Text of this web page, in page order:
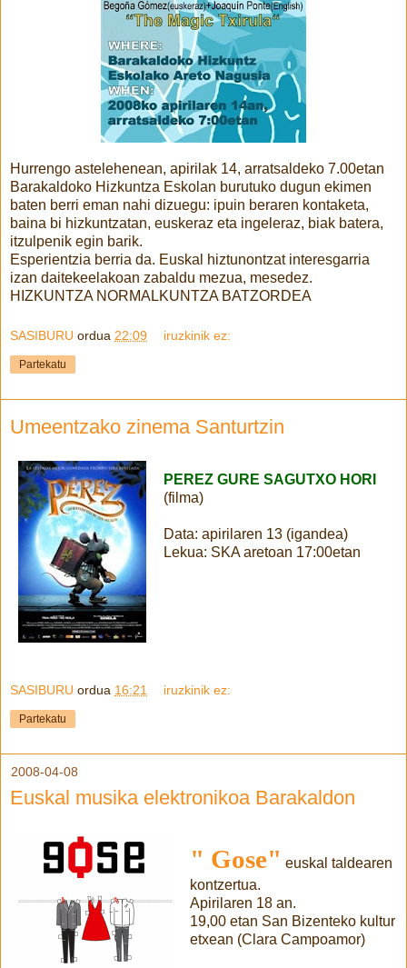
Hurrengo astelehenean, apirilak 14, arratsaldeko 7.00etan
Barakaldoko Hizkuntza Eskolan burutuko dugun ekimen
baten berri eman nahi dizuegu: ipuin beraren kontaketa,
baina bi hizkuntzatan, euskeraz eta ingeleraz, biak batera,
itzulpenik egin barik.
Esperientzia berria da. Euskal hiztunontzat interesgarria
izan daitekeelakoan zabaldu mezua, mesedez.
HIZKUNTZA NORMALKUNTZA BATZORDEA
SASIBURU ordua 22:09 iruzkinik ez:
Partekatu
Umeentzako zinema Santurtzin
PEREZ GURE SAGUTXO HORI
(filma)
Data: apirilaren 13 (igandea)
Lekua: SKA aretoan 17:00etan
SASIBURU ordua 16:21 iruzkinik ez:
Partekatu
2008-04-08
Euskal musika elektronikoa Barakaldon
" Gose" euskal taldearen
kontzertua.
Apirilaren 18 an.
19,00 etan San Bizenteko kultur
etxean (Clara Campoamor)